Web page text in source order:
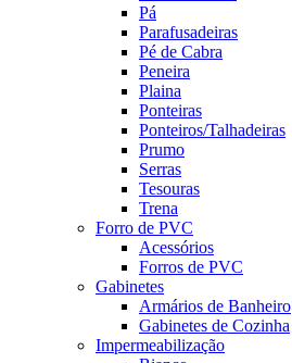
Pá
Parafusadeiras
Pé de Cabra
Peneira
Plaina
Ponteiras
Ponteiros/Talhadeiras
Prumo
Serras
Tesouras
Trena
Forro de PVC
Acessórios
Forros de PVC
Gabinetes
Armários de Banheiro
Gabinetes de Cozinha
Impermeabilização